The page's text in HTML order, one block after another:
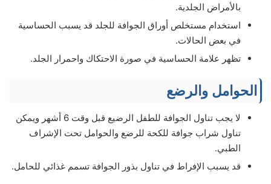
بالأمراض الجلدية.
استخدام مستخلص أوراق الجوافة للجلد قد يسبب الحساسية
في بعض الحالات.
تظهر علامة الحساسية في صورة الاحتكاك واحمرار الجلد.
الحوامل والرضع
لا يجب تناول الجوافة للطفل الرضيع قبل وقت 6 أشهر ويمكن
تناول شراب جوافة للكحة للرضع والحوامل تحت الإشراف
الطبي.
قد يسبب الإفراط في تناول بذور الجوافة تسمم غذائي للحامل.